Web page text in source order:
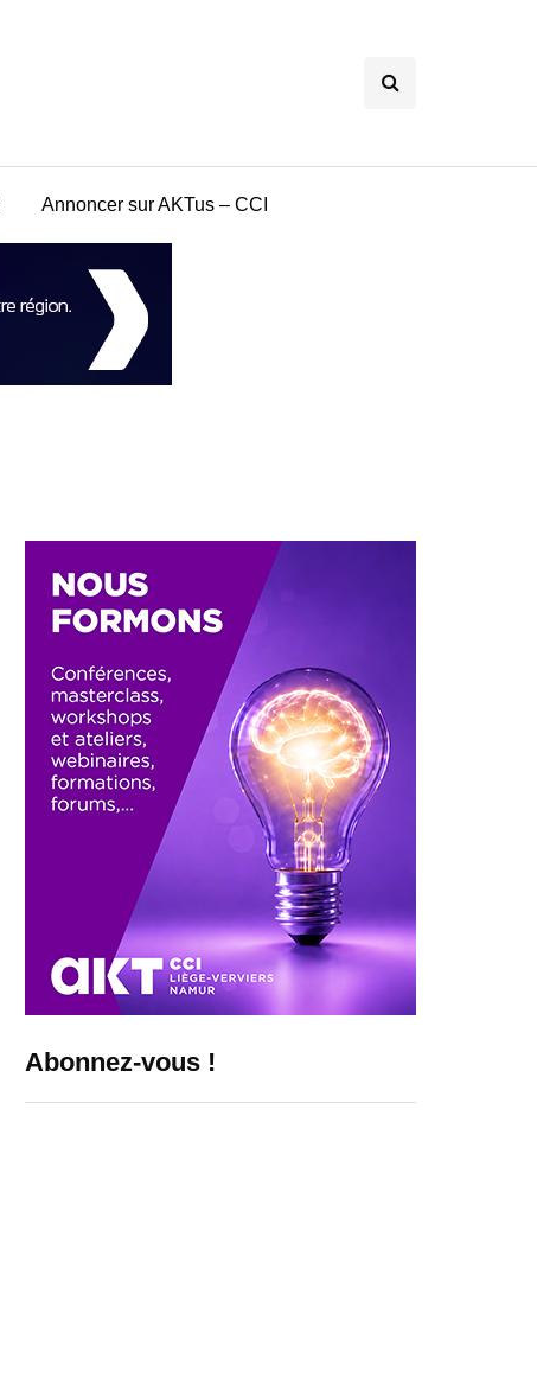
Annoncer sur AKTus – CCI
Abonnez-vous !